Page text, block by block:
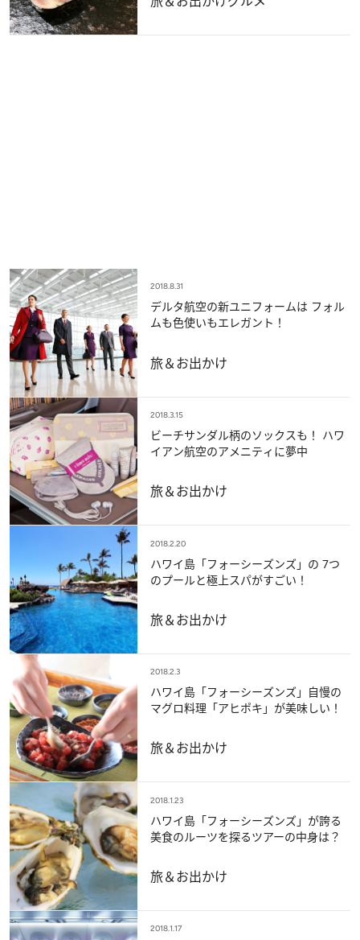
2018.8.31
デルタ航空の新ユニフォームは フォル
ムも色使いもエレガント！
旅＆お出かけ
2018.3.15
ビーチサンダル柄のソックスも！ ハワ
イアン航空のアメニティに夢中
旅＆お出かけ
2018.2.20
ハワイ島「フォーシーズンズ」の 7つ
のプールと極上スパがすごい！
旅＆お出かけ
2018.2.3
ハワイ島「フォーシーズンズ」自慢の
マグロ料理「アヒポキ」が美味しい！
旅＆お出かけ
2018.1.23
ハワイ島「フォーシーズンズ」が誇る
美食のルーツを探るツアーの中身は？
旅＆お出かけ
2018.1.17